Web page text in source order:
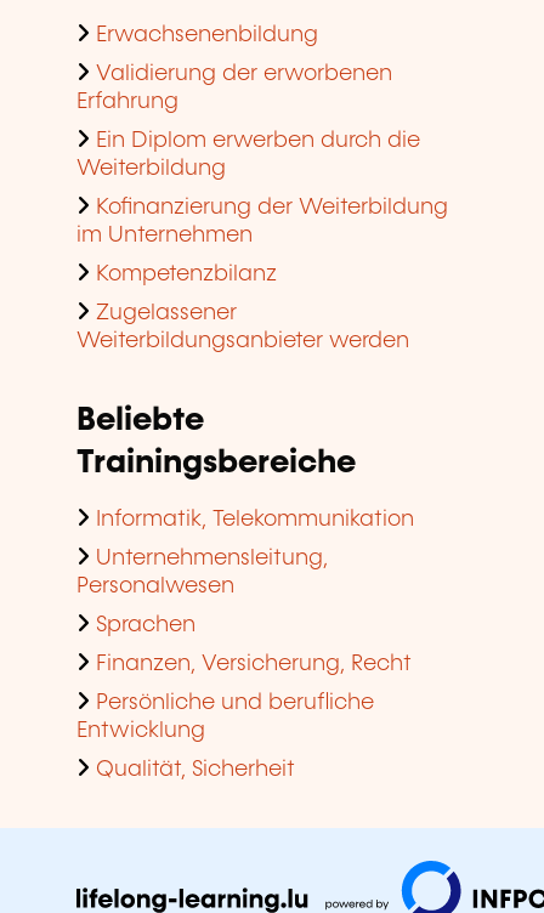
Erwachsenenbildung
Validierung der erworbenen
Erfahrung
Ein Diplom erwerben durch die
Weiterbildung
Kofinanzierung der Weiterbildung
im Unternehmen
Kompetenzbilanz
Zugelassener
Weiterbildungsanbieter werden
Beliebte
Trainingsbereiche
Informatik, Telekommunikation
Unternehmensleitung,
Personalwesen
Sprachen
Finanzen, Versicherung, Recht
Persönliche und berufliche
Entwicklung
Qualität, Sicherheit